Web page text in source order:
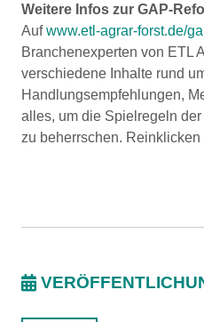
Weitere Infos zur GAP-
Aufwww.etl-agrar-forst.de/
Branchenexperten von ETL
verschiedene Inhalte rund
Handlungsempfehlungen,
alles, um die Spielregeln
zu beherrschen. Reinklicken